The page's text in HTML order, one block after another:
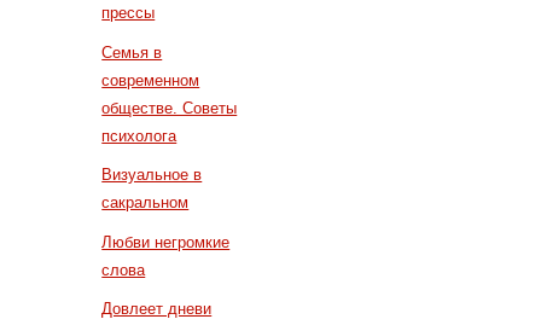
прессы
Семья в
современном
обществе. Советы
психолога
Визуальное в
сакральном
Любви негромкие
слова
Довлеет дневи